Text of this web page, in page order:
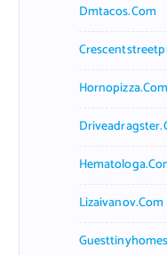
Dmtacos.com
Hornopizza.com
Lizaivanov.com